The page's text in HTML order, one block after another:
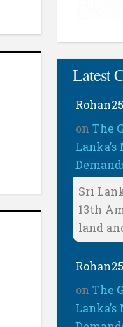
Latest
Rohan25
onThe
Sri
13th
land
Rohan25
onThe